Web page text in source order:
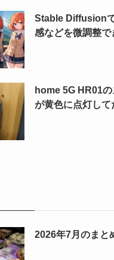
Stable Diffusion
感などを微調整
home 5G HR01
が黄色に点灯して
2026年7月のまと